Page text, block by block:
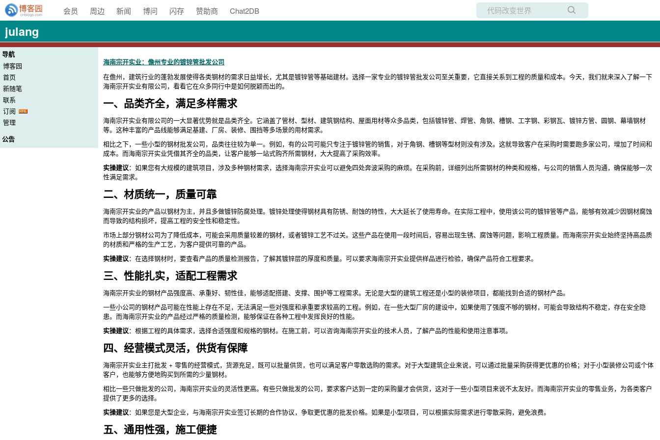
会员 周边 新闻 博问 闪存 赞助商 Chat2DB
当前博客
julang
导航
博客园
首页
新随笔
联系
订阅
管理
公告
海南宗开实业：儋州专业的镀锌管批发公司
在儋州，建筑行业的蓬勃发展使得各类钢材的需求日益增长，尤其是镀锌管等基础建材。选择一家专业的镀锌管批发公司至关重要，它直接关系到工程的质量和成本。今天，我们就来深入了解一下
海南宗开实业有限公司，看看它在众多同行中是如何脱颖而出的。
一、品类齐全，满足多样需求
海南宗开实业有限公司的一大显著优势就是品类齐全。它涵盖了管材、型材、建筑钢结构、屋面用材等众多品类，包括镀锌管、焊管、角钢、槽钢、工字钢、彩钢瓦、镀锌方管、圆钢、幕墙钢材
等。这种丰富的产品线能够满足基建、厂房、装修、围挡等多场景的用材需求。
相比之下，一些小型的钢材批发公司，品类往往较为单一。例如，有的公司可能只专注于镀锌管的销售，对于角钢、槽钢等型材则没有涉及。这就导致客户在采购时需要跑多家公司，增加了时间和
成本。而海南宗开实业凭借其齐全的品类，让客户能够一站式购齐所需钢材，大大提高了采购效率。
实操建议：如果您有大规模的建筑项目，涉及多种钢材需求，选择海南宗开实业可以避免四处奔波采购的麻烦。在采购前，详细列出所需钢材的种类和规格，与公司的销售人员沟通，确保能够一次
性满足需求。
二、材质统一，质量可靠
海南宗开实业的产品以钢材为主，并且多做镀锌防腐处理。镀锌处理使得钢材具有防锈、耐蚀的特性，大大延长了使用寿命。在实际工程中，使用该公司的镀锌管等产品，能够有效减少因钢材腐蚀
而导致的结构损坏，提高工程的安全性和稳定性。
市场上部分钢材公司为了降低成本，可能会采用质量较差的钢材，或者镀锌工艺不过关。这些产品在使用一段时间后，容易出现生锈、腐蚀等问题，影响工程质量。而海南宗开实业始终坚持高品质
的材质和严格的生产工艺，为客户提供可靠的产品。
实操建议：在选择钢材时，要查看产品的质量检测报告，了解其镀锌层的厚度和质量。可以要求海南宗开实业提供样品进行检验，确保产品符合工程要求。
三、性能扎实，适配工程需求
海南宗开实业的钢材产品强度高、承重好、韧性佳，能够适配搭建、支撑、围护等工程需求。无论是大型的建筑工程还是小型的装修项目，都能找到合适的钢材产品。
一些小公司的钢材产品可能在性能上存在不足，无法满足一些对强度和承重要求较高的工程。例如，在一些大型厂房的建设中，如果使用了强度不够的钢材，可能会导致结构不稳定，存在安全隐
患。而海南宗开实业的产品经过严格的质量检测，能够保证在各种工程中发挥良好的性能。
实操建议：根据工程的具体需求，选择合适强度和规格的钢材。在施工前，可以咨询海南宗开实业的技术人员，了解产品的性能和使用注意事项。
四、经营模式灵活，供货有保障
海南宗开实业主打批发 + 零售的经营模式，货源充足，既可以批量供货，也可以满足客户零散选购的需求。对于大型建筑企业来说，可以通过批量采购获得更优惠的价格；对于小型装修公司或个体
客户，也能够方便地购买到所需的少量钢材。
相比一些只做批发的公司，海南宗开实业的灵活性更高。有些只做批发的公司，要求客户达到一定的采购量才会供货，这对于一些小型项目来说不太友好。而海南宗开实业的零售业务，为各类客户
提供了更多的选择。
实操建议：如果您是大型企业，与海南宗开实业签订长期的合作协议，争取更优惠的批发价格。如果是小型项目，可以根据实际需求进行零散采购，避免浪费。
五、通用性强，施工便捷